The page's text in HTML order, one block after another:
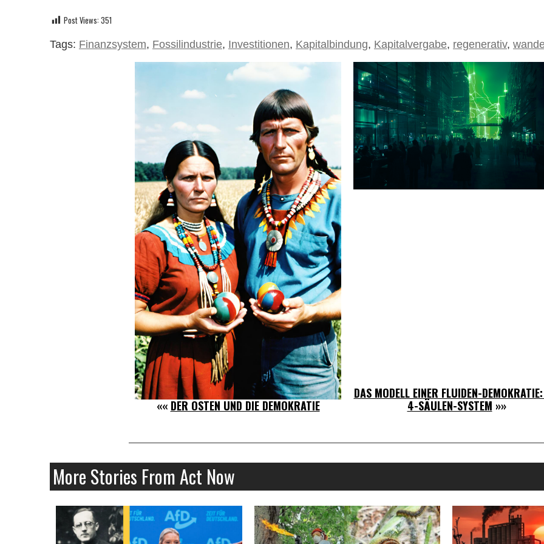
Post Views: 351
Tags: Finanzsystem, Fossilindustrie, Investitionen, Kapitalbindung, Kapitalvergabe, regenerativ,
«« DER OSTEN UND DIE DEMOKRATIE
DAS MODELL EINER FLUIDEN-
4-SÄULEN-SYSTEM »»
More Stories From Act Now